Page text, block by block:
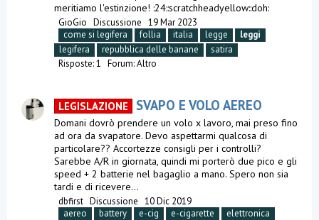
meritiamo l'estinzione! :24::scratchheadyellow::doh:
GioGio Discussione 19 Mar 2023
come si legifera
follia italia legge
leggi
legifera
repubblica delle banane
satira
Risposte: 1 Forum:Altro
LEGISLAZIONE SVAPO E VOLO AEREO
Domani dovrò prendere un volo x lavoro, mai preso fino
ad ora da svapatore. Devo aspettarmi qualcosa di
particolare?? Accortezze consigli per i controlli?
Sarebbe A/R in giornata, quindi mi porterò due pico e gli
speed + 2 batterie nel bagaglio a mano. Spero non sia
tardi e di ricevere...
dbfirst Discussione 10 Dic 2019
aereo
battery e-cig e-cigarette
elettronica